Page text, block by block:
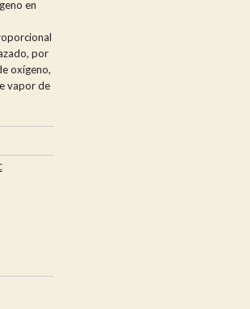
en
por
oxígeno,
vapor de